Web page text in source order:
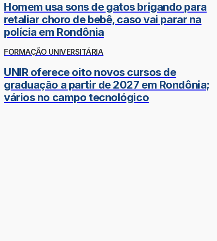
Homem usa sons de gatos brigando para
retaliar choro de bebê, caso vai parar na
polícia em Rondônia
FORMAÇÃO UNIVERSITÁRIA
UNIR oferece oito novos cursos de
graduação a partir de 2027 em Rondônia;
vários no campo tecnológico